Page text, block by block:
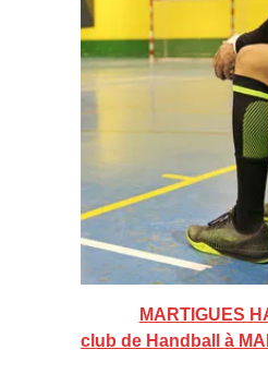
MARTIGUES
club de Handball à